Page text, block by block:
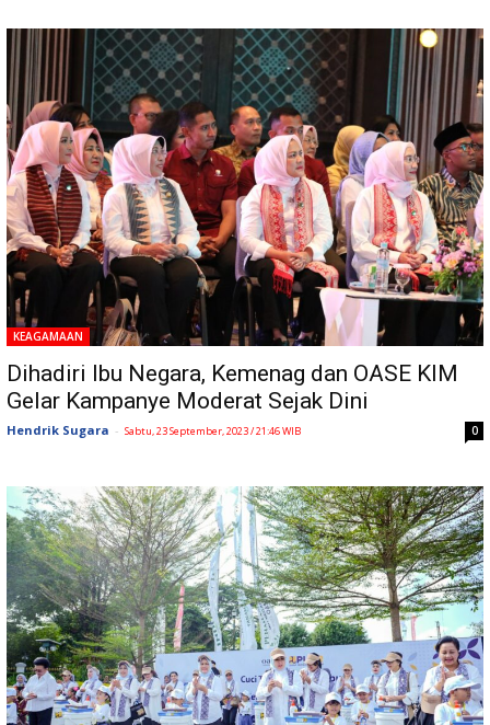
KEAGAMAAN
Dihadiri Ibu Negara, Kemenag dan OASE KIM
Gelar Kampanye Moderat Sejak Dini
Hendrik Sugara - Sabtu, 23 September, 2023 / 21:46 WIB 0